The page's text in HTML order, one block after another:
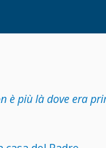
è più là dove era